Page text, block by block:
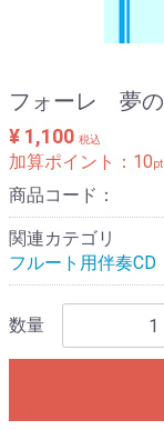
フォーレ 夢の
¥ 1,100 税込
加算ポイント： 10pt
商品コード：
関連カテゴリ
フルート用伴奏CD
数量